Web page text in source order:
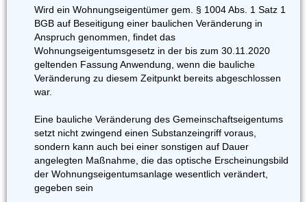
Wird ein Wohnungseigentümer gem. § 1004 Abs. 1 Satz 1
BGB auf Beseitigung einer baulichen Veränderung in
Anspruch genommen, findet das
Wohnungseigentumsgesetz in der bis zum 30.11.2020
geltenden Fassung Anwendung, wenn die bauliche
Veränderung zu diesem Zeitpunkt bereits abgeschlossen
war.
Eine bauliche Veränderung des Gemeinschaftseigentums
setzt nicht zwingend einen Substanzeingriff voraus,
sondern kann auch bei einer sonstigen auf Dauer
angelegten Maßnahme, die das optische Erscheinungsbild
der Wohnungseigentumsanlage wesentlich verändert,
gegeben sein